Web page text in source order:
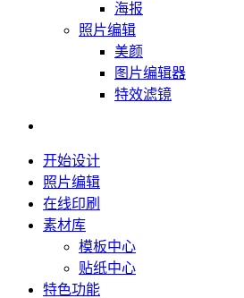
海报
照片编辑
美颜
图片编辑器
特效滤镜
开始设计
照片编辑
在线印刷
素材库
模板中心
贴纸中心
特色功能